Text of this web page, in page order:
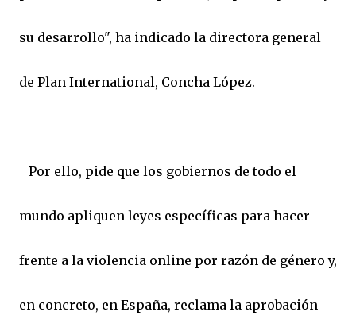
su desarrollo", ha indicado la directora general
de Plan International, Concha López.
Por ello, pide que los gobiernos de todo el
mundo apliquen leyes específicas para hacer
frente a la violencia online por razón de género y,
en concreto, en España, reclama la aprobación